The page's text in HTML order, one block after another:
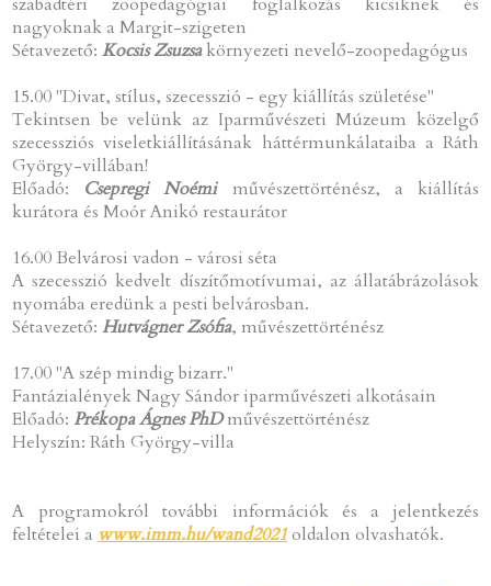
nagyoknak a Margit-szigeten
Sétavezető:Kocsis Zsuzsakörnyezeti nevelő-zoopedagógus
15.00 "Divat, stílus, szecesszió - egy kiállítás születése"
Tekintsen be velünk az Iparművészeti Múzeum közelgő
szecessziós viseletkiállításának háttérmunkálataiba a Ráth
György-villában!
Előadó: Csepregi Noémiművészettörténész, a kiállítás
kurátora és Moór Anikó restaurátor
16.00 Belvárosi vadon - városi séta
A szecesszió kedvelt díszítőmotívumai, az állatábrázolások
nyomába eredünk a pesti belvárosban.
Sétavezető:Hutvágner Zsófia, művészettörténész
17.00 "A szép mindig bizarr."
Fantázialények Nagy Sándor iparművészeti alkotásain
Előadó: Prékopa Ágnes PhDművészettörténész
Helyszín: Ráth György-villa
A programokról további információk és a jelentkezés
feltételei a www.imm.hu/wand2021oldalon olvashatók.